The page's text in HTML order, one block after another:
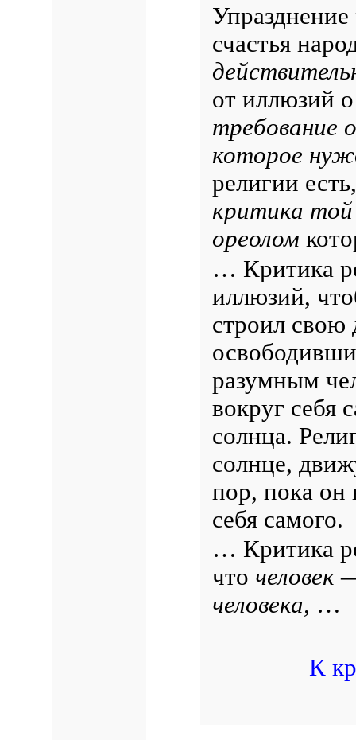
счастья
от иллюзий
требование
которое
религии
критика
ореолом
… Критика
иллюзий,
строил свою
разумным
вокруг себя
солнца.
солнце,
пор, пока он
себя самого.
… Критика
что человек
человека, …
К